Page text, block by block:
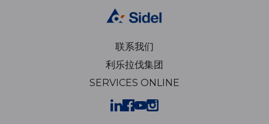
联系我们
利乐拉伐集团
SERVICES ONLINE